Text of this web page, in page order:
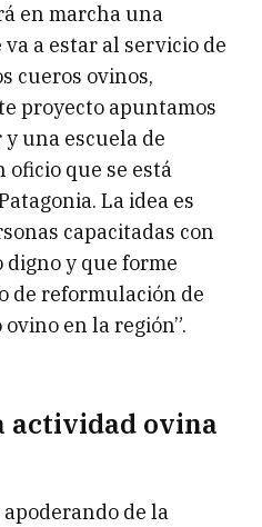
en marcha una
a estar al servicio de
cueros ovinos,
proyecto apuntamos
una escuela de
oficio que se está
La idea es
capacitadas con
y que forme
de reformulación de
en la región”.
actividad ovina
apoderando de la